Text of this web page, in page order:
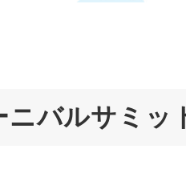
バルサミッ